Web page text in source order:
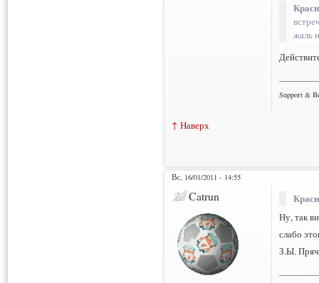
жаль
Support &
↑ Наверх
Вс, 16/01/2011 - 14:55
Catrun
Ну, так
слабо
З.Ы.